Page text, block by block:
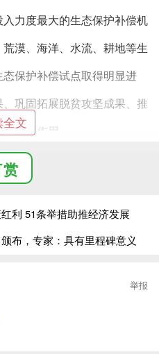
力度最大的生态保护补偿机
漠、海洋、水流、耕地等生
保护补偿试点取得明显进
巩固拓展脱贫攻坚成果、推
重要作用。
取得显著成效的同时，也存
系统全面，亟需制定一部基
治固根本、稳预期、利长远
全文
利 51条举措助推经济发展
布，专家：具有里程碑意义
举报